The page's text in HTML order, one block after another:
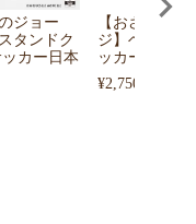
ジョー
タンドク
カー日本
【おさるのジ
ジ】ヘアター
ッカー日本代
¥2,750